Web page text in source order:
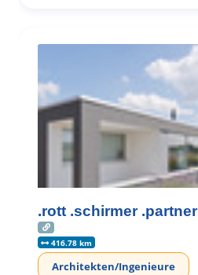
.rott .schirmer .partner
416.78 km
Architekten/Ingenieure